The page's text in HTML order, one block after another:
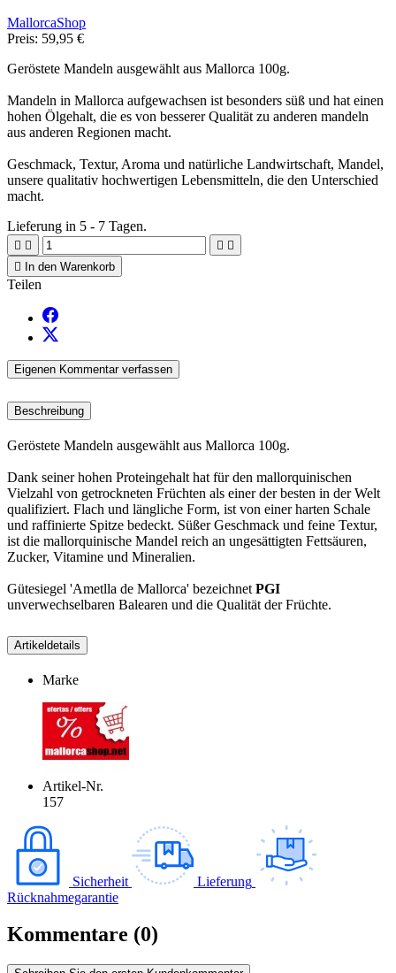
MallorcaShop
Preis: 59,95 €
Geröstete Mandeln ausgewählt aus Mallorca 100g.
Mandeln in Mallorca aufgewachsen ist besonders süß und hat einen
hohen Ölgehalt, die es von besserer Qualität zu anderen mandeln
aus anderen Regionen macht.
Geschmack, Textur, Aroma und natürliche Landwirtschaft, Mandel,
unsere qualitativ hochwertigen Lebensmitteln, die den Unterschied
macht.
Lieferung in 5 - 7 Tagen.
   

In den Warenkorb
Teilen
Eigenen Kommentar verfassen
Beschreibung
Geröstete Mandeln ausgewählt aus Mallorca 100g.
Dank seiner hohen Proteingehalt hat für den mallorquinischen
Vielzahl von getrockneten Früchten als einer der besten in der Welt
qualifiziert. Flach und längliche Form, ist von einer harten Schale
und raffinierte Spitze bedeckt. Süßer Geschmack und feine Textur,
ist die mallorquinische Mandel reich an ungesättigten Fettsäuren,
Zucker, Vitamine und Mineralien.
Gütesiegel 'Ametlla de Mallorca' bezeichnet PGI
unverwechselbaren Balearen und die Qualität der Früchte.
Artikeldetails
Marke
Artikel-Nr.
157
Sicherheit
Lieferung
Rücknahmegarantie
Kommentare (0)